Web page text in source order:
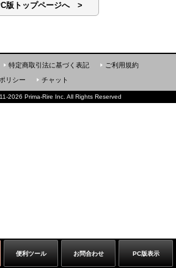
版トップページへ >
便利ツール お問合わせ PC版表示
特定商取引法に基づく表記
ご利用規約
リシー チャット
2026 Prima-Rire Inc. All Rights Reserved